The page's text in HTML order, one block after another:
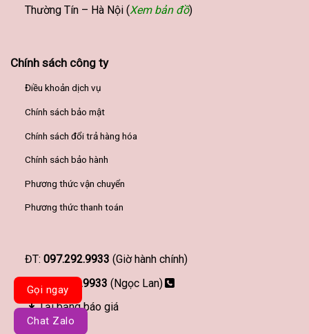
Thường Tín – Hà Nội (Xem bản đồ)
Chính sách công ty
Điều khoản dịch vụ
Chính sách bảo mật
Chính sách đổi trả hàng hóa
Chính sách bảo hành
Phương thức vận chuyển
Phương thức thanh toán
ĐT: 097.292.9933 (Giờ hành chính)
097.292.9933 (Ngọc Lan)
Tải bảng báo giá
Gọi ngay
Chat Zalo